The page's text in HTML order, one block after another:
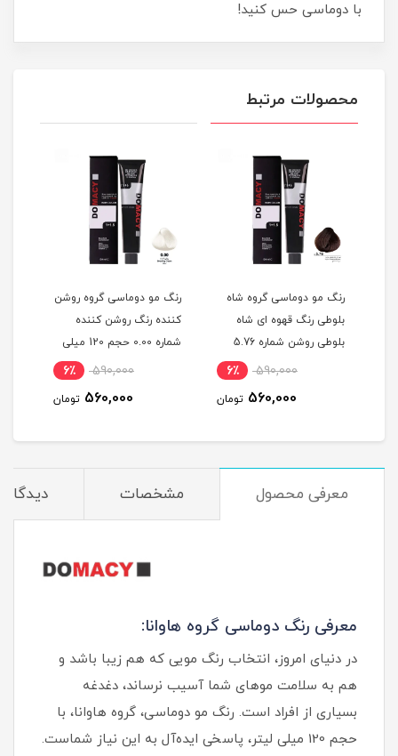
با دوماسی حس کنید!
محصولات مرتبط
رنگ مو دوماسی گروه شاه
بلوطی رنگ قهوه ای شاه
بلوطی روشن شماره 5.76
590,000 6٪
560,000 تومان
رنگ مو دوماسی گروه روشن
کننده رنگ روشن کننده
شماره 0.00 حجم 120 میلی
590,000 6٪
560,000 تومان
معرفی محصول مشخصات
معرفی رنگ دوماسی گروه هاوانا:
در دنیای امروز، انتخاب رنگ مویی که هم زیبا باشد و
هم به سلامت موهای شما آسیب نرساند، دغدغه
بسیاری از افراد است. رنگ مو دوماسی، گروه هاوانا، با
حجم 120 میلی‌ لیتر، پاسخی ایده‌آل به این نیاز شماست.